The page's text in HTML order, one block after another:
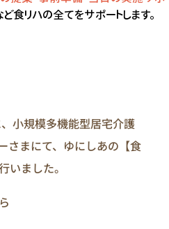
小規模多機能型居宅介護
さまにて、ゆにしあの【食
いました。